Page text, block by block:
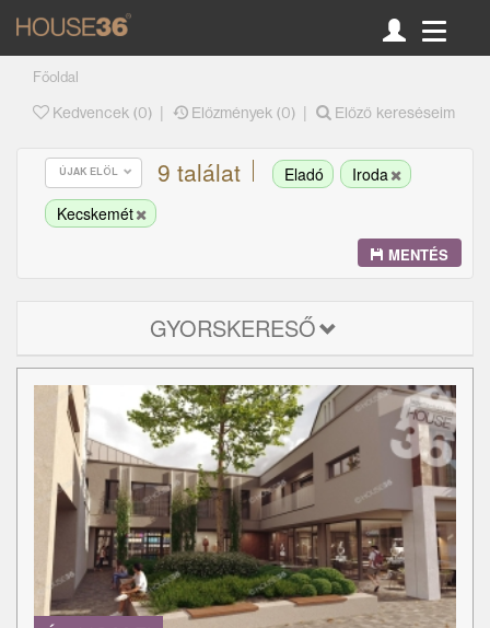
Főoldal
Kedvencek (0) | Előzmények (0) | Előző kereséseim
ÚJAK ELÖL 9 találat Eladó
Iroda
Kecskemét
MENTÉS
GYORSKERESŐ